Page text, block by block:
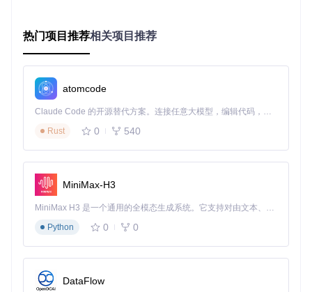
模糊语义匹配引擎：让工具"听懂"你的游戏需求
统工具对精准AppID的依赖。通过建立包含5000+游戏的元数
据库，结合编辑距离算法和热门度加权，实现了输入即理解的
智能交互，将游戏定位时间从平均3分钟缩短至15秒。
分布式任务调度架构：多线程下载的艺术
如同餐厅的并行出餐系统，WorkshopDL采用生产者-消费者模
型管理下载任务。用户添加的每个模组URL会被拆解为元数据
热门项目推荐相关项目推荐
atomcode
Claude Code 的开源替代方案。连接任意大模型，编辑代码，运行命令，自动验证 — 全自动执行。用 Rust 构建，极致性能。 ｜ An open-source alternative to Claude Code. Connect any LLM, edit code, run commands, and verify changes — autonomously. Built in Rust for speed. Get Started
Rust
0 540
MiniMax-H3
MiniMax H3 是一个通用的全模态生成系统。它支持对由文本、图像、视频和音频组成的多模态上下文进行统一理解，并能生成分辨率高达 2K、时长可达 15 秒的带原生立体声音频的视频。得益于面向任务泛化的系统设计，H3 在预训练阶段就已具备广泛的多模态上下文理解与生成能力，能够出色地执行复杂的多模态指令。
Python
0 0
DataFlow